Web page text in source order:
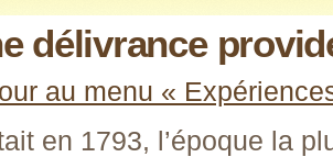
délivrance
au menu «
en 1793, l’époque la